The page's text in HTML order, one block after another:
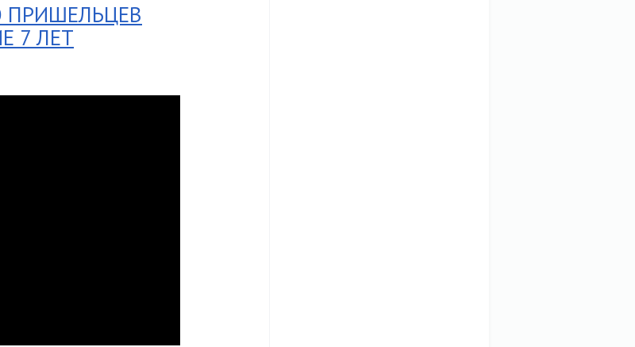
7 ЛЕТ